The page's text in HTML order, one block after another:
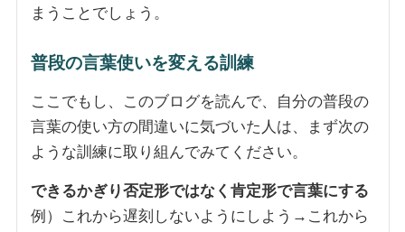
まうことでしょう。
普段の言葉使いを変える訓練
ここでもし、このブログを読んで、自分の普段の
言葉の使い方の間違いに気づいた人は、まず次の
ような訓練に取り組んでみてください。
できるかぎり否定形ではなく肯定形で言葉にする
例）これから遅刻しないようにしよう→これから